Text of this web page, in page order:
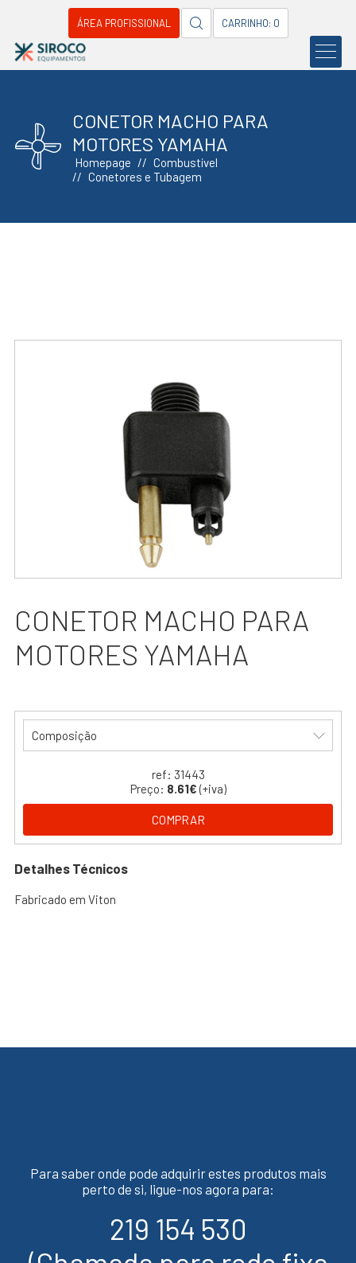
ÁREA PROFISSIONAL CARRINHO: 0
CONETOR MACHO PARA
MOTORES YAMAHA
Homepage
Combustível
Conetores e Tubagem
CONETOR MACHO PARA
MOTORES YAMAHA
Composição
ref: 31443
Preço: 8.61€ (+iva)
COMPRAR
Detalhes Técnicos
Fabricado em Viton
Para saber onde pode adquirir estes produtos mais
perto de si, ligue-nos agora para:
219 154 530